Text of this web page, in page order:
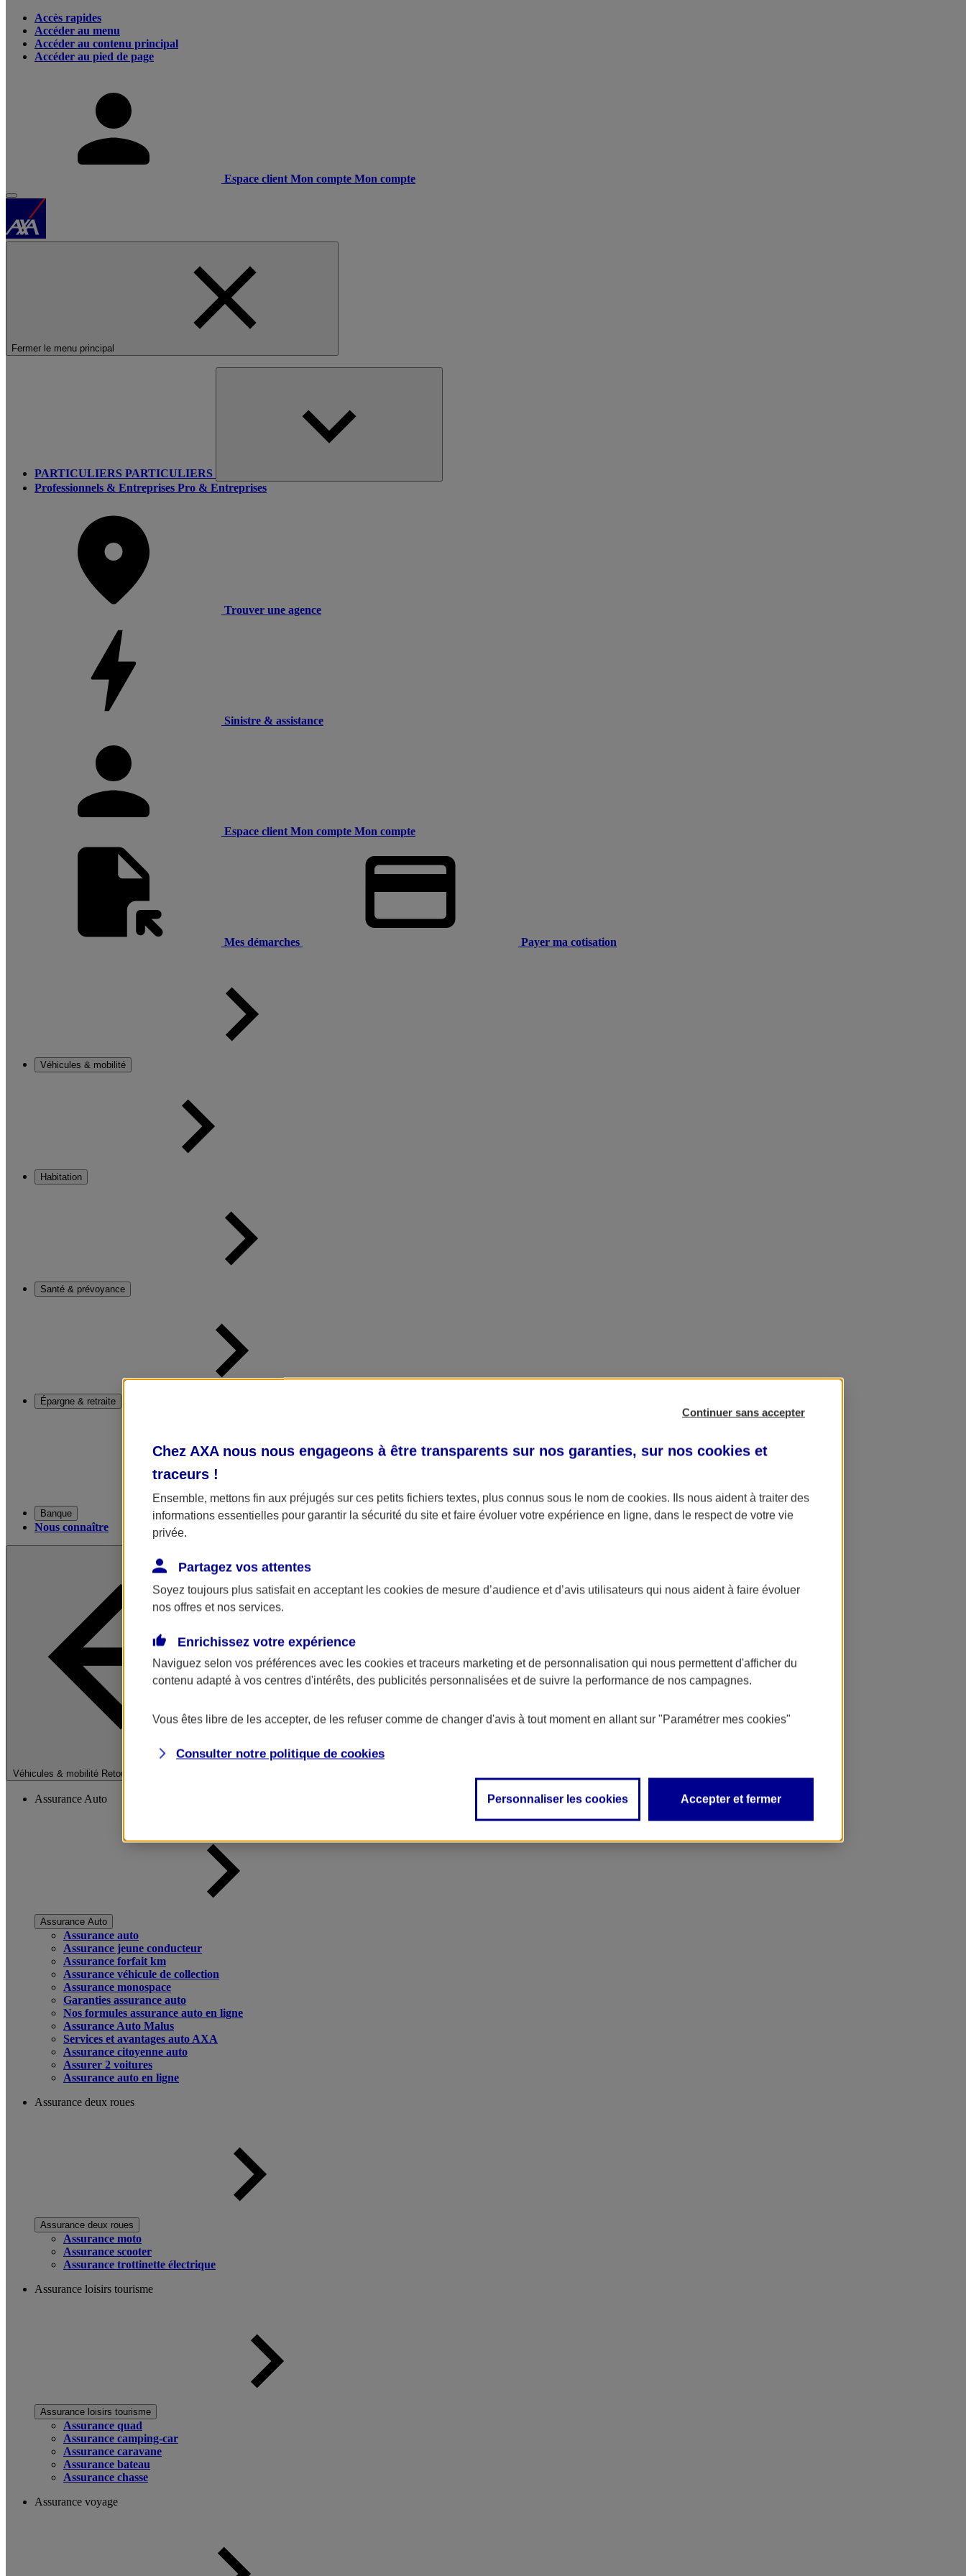
Accès rapides
Accéder au menu
Accéder au contenu principal
Accéder au pied de page
Espace client Mon compte Mon compte
Fermer le menu principal
PARTICULIERS PARTICULIERS
Professionnels & Entreprises Pro & Entreprises
Trouver une agence
Sinistre & assistance
Espace client Mon compte Mon compte
Mes démarches Payer ma cotisation
Véhicules & mobilité
Habitation
Santé & prévoyance
Épargne & retraite
Banque
Nous connaître
Véhicules & mobilité Retour à la section précédente
Fermer le menu principal
Assurance Auto
Assurance Auto
Assurance auto
Assurance jeune conducteur
Assurance forfait km
Assurance véhicule de collection
Assurance monospace
Garanties assurance auto
Nos formules assurance auto en ligne
Assurance Auto Malus
Services et avantages auto AXA
Assurance citoyenne auto
Assurer 2 voitures
Assurance auto en ligne
Assurance deux roues
Assurance deux roues
Assurance moto
Assurance scooter
Assurance trottinette électrique
Assurance loisirs tourisme
Assurance loisirs tourisme
Assurance quad
Assurance camping-car
Assurance caravane
Assurance bateau
Assurance chasse
Assurance voyage
Continuer sans accepter
Chez AXA nous nous engageons à être transparents sur nos garanties, sur nos cookies et
traceurs !
Ensemble, mettons fin aux préjugés sur ces petits fichiers textes, plus connus sous le nom de cookies. Ils nous aident à traiter des
informations essentielles pour garantir la sécurité du site et faire évoluer votre expérience en ligne, dans le respect de votre vie
privée.
Partagez vos attentes
Soyez toujours plus satisfait en acceptant les cookies de mesure d’audience et d’avis utilisateurs qui nous aident à faire évoluer
nos offres et nos services.
Enrichissez votre expérience
Naviguez selon vos préférences avec les cookies et traceurs marketing et de personnalisation qui nous permettent d'afficher du
contenu adapté à vos centres d'intérêts, des publicités personnalisées et de suivre la performance de nos campagnes.
Vous êtes libre de les accepter, de les refuser comme de changer d'avis à tout moment en allant sur "Paramétrer mes cookies"
Consulter notre politique de cookies
Personnaliser les cookies Accepter et fermer